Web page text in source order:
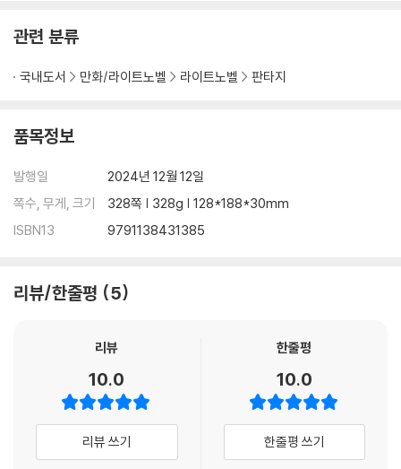
관련 분류
국내도서 만화/라이트노벨 라이트노벨 판타지
품목정보
발행일
2024년 12월 12일
쪽수, 무게, 크기
328쪽 | 328g | 128*188*30mm
ISBN13
9791138431385
리뷰/한줄평 5
리뷰
10.0
리뷰 쓰기
한줄평
10.0
한줄평 쓰기